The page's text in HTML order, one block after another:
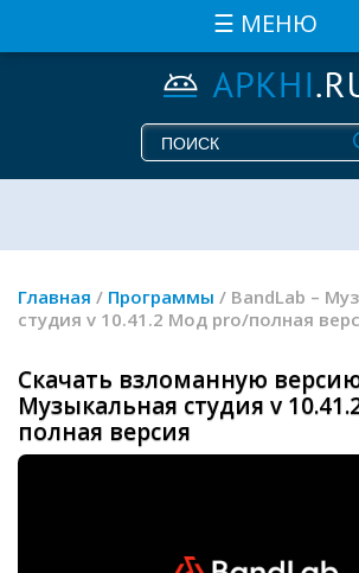
☰ МЕНЮ
Главная / Программы / BandLab –
студия v 10.41.2 Мод pro/полная
Скачать взломанную
Музыкальная студия v
полная версия